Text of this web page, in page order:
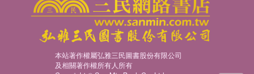
本站著作權屬弘雅三民圖書股份有限公司
及相關著作權所有人所有